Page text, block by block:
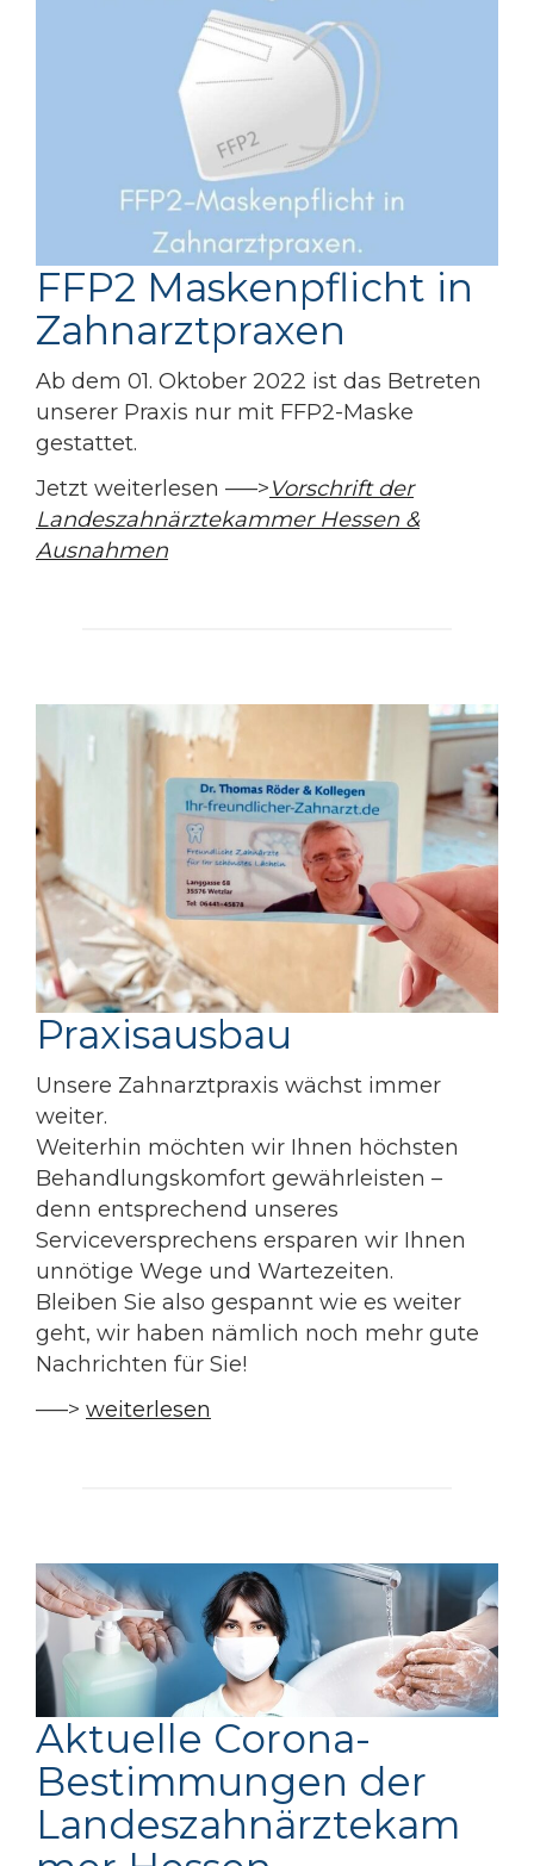
FFP2 Maskenpflicht in
Zahnarztpraxen
Ab dem 01. Oktober 2022 ist das Betreten
unserer Praxis nur mit FFP2-Maske
gestattet.
Jetzt weiterlesen —–>Vorschrift der
Landeszahnärztekammer Hessen &
Ausnahmen
Praxisausbau
Unsere Zahnarztpraxis wächst immer
weiter.
Weiterhin möchten wir Ihnen höchsten
Behandlungskomfort gewährleisten –
denn entsprechend unseres
Serviceversprechens ersparen wir Ihnen
unnötige Wege und Wartezeiten.
Bleiben Sie also gespannt wie es weiter
geht, wir haben nämlich noch mehr gute
Nachrichten für Sie!
—–> weiterlesen
Aktuelle Corona-
Bestimmungen der
Landeszahnärztekam